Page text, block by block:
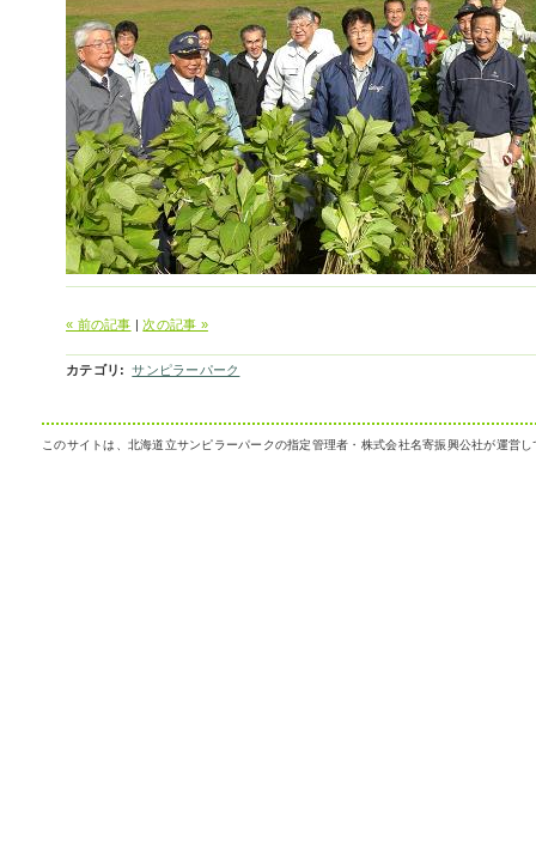
« 前の記事 |次の記事 »
カテゴリ : サンピラーパーク
このサイトは、北海道立サンピラーパークの指定管理者・株式会社名寄振興公社が運営